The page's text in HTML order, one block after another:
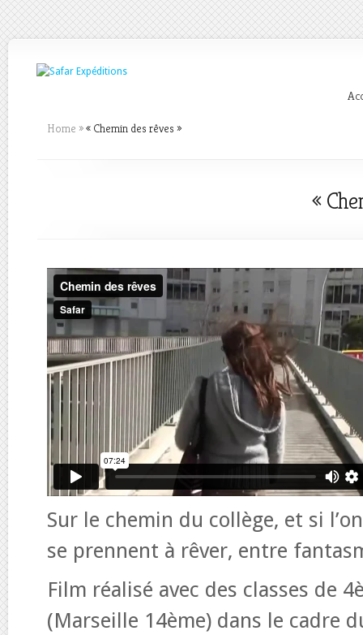
Home »« Chemin des rêves »
«
Sur le chemin du collège, et si
se prennent à rêver, entre
Film réalisé avec des classes de
(Marseille 14ème) dans le cadre